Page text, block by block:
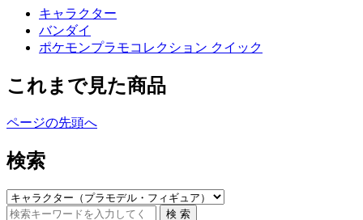
キャラクター
バンダイ
ポケモンプラモコレクション クイック
これまで見た商品
ページの先頭へ
検索